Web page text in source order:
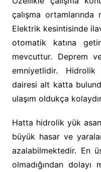
çalışma ortamlarında
Elektrik kesintisinde
otomatik katına
mevcuttur. Deprem
emniyetlidir.
dairesi alt katta
ulaşım oldukça
Hatta hidrolik yük
büyük hasar ve
azalabilmektedir. En
olmadığından